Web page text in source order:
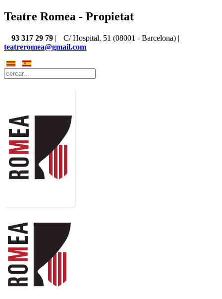
Teatre Romea - Propietat
93 317 29 79 |
C/ Hospital, 51 (08001 - Barcelona) |
teatreromea@gmail.com